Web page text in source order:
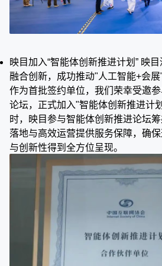
映目加入“智能体创新推进计划” 映
融合创新，成功推动"人工智能+会展
作为首批签约单位，我们荣幸受邀
论坛，正式加入"智能体创新推进计
时，映目参与智能体创新推进论坛
落地与高效运营提供服务保障，确
与创新性得到全方位呈现。